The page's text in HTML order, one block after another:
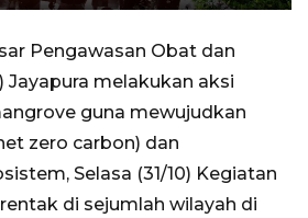
Play
RewindForward
Settings
PIP
Pengawasan Obat dan
Jayapura melakukan aksi
guna mewujudkan
zero carbon) dan
Selasa (31/10) Kegiatan
di sejumlah wilayah di